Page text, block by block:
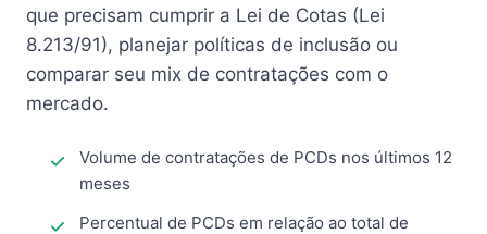
que precisam cumprir a Lei de Cotas (Lei
8.213/91), planejar políticas de inclusão ou
comparar seu mix de contratações com o
mercado.
Volume de contratações de PCDs nos últimos 12
meses
Percentual de PCDs em relação ao total de